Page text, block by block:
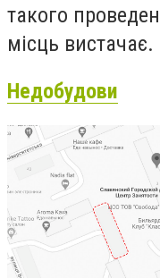
такого
місць вистачає.
Недобудови